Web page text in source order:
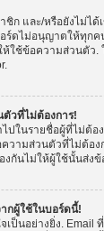
ก และ/หรือยังไม่ได้
ร์ดไม่อนุญาตให้ทุก
ใช้ข้อความส่วนตัว.
วที่ไม่ต้องการ!
ไปในรายชื่อผู้ที่ไม่ต้
วามส่วนตัวที่ไม่ต้อ
งกันไม่ให้ผู้ใช้นั้นส่ง
กผู้ใช้ในบอร์ดนี้!
เป็นอย่างยิ่ง.